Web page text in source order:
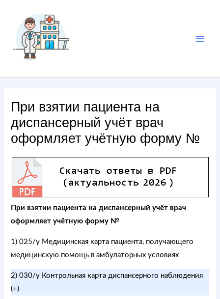
При взятии пациента на
диспансерный учёт врач
оформляет учётную форму №
При взятии пациента на диспансерный учёт врач
оформляет учётную форму №
1) 025/у Медицинская карта пациента, получающего
медицинскую помощь в амбулаторных условиях
2) 030/у Контрольная карта диспансерного наблюдения
(+)